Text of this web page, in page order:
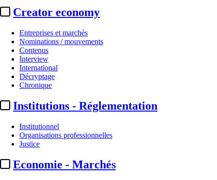
Creator economy
Entreprises et marchés
Nominations / mouvements
Contenus
Interview
International
Décryptage
Chronique
Institutions - Réglementation
Institutionnel
Organisations professionnelles
Justice
Economie - Marchés